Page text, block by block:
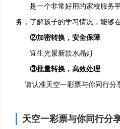
是一个非常好用的家校服务平
务，了解孩子的学习情况，能够
②加密转换，安全保障
宜生光景新款水晶灯
③批量转换，高效处理
请认准天空一彩票与你同行分
天空一彩票与你同行分